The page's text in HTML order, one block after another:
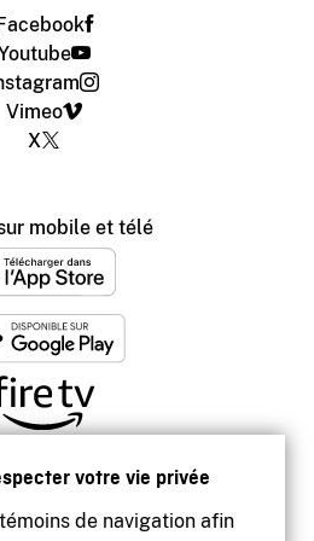
votre vie privée
de navigation afin
Vimeo
X
mobile et télé